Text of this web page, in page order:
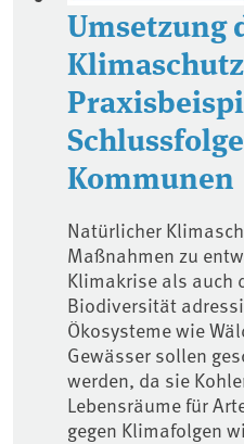
Umsetzung
Kommunen
Natürlicher
Maßnahmen zu
Klimakrise als auch
Biodiversität
Ökosysteme wie
Gewässer sollen
werden, da sie
Lebensräume für
gegen Klimafolgen